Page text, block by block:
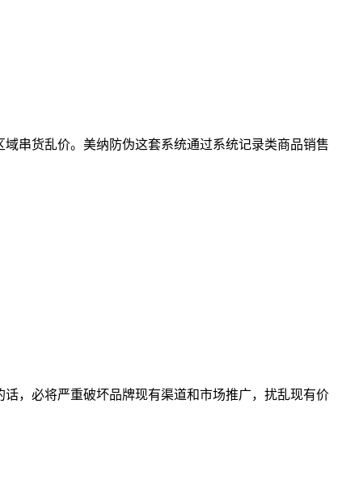
串货乱价。美纳防伪这套系统通过系统记录类商品销售
，必将严重破坏品牌现有渠道和市场推广，扰乱现有价